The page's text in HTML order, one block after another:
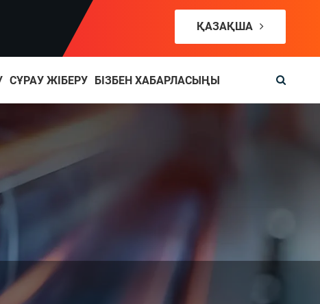
ҚАЗАҚША
СҰРАУ ЖІБЕРУ БІЗБЕН ХАБАРЛАСЫҢЫ